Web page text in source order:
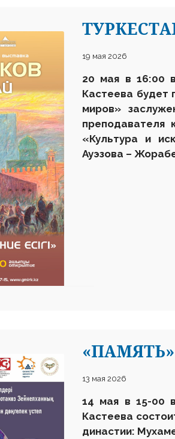
19 мая 2026
20 мая в 16:00
Кастеева будет
миров»
преподавателя
«Культура и
Ауэзова –
«ПАМЯТЬ»
13 мая 2026
14 мая в 15-00
Кастеева
династии: